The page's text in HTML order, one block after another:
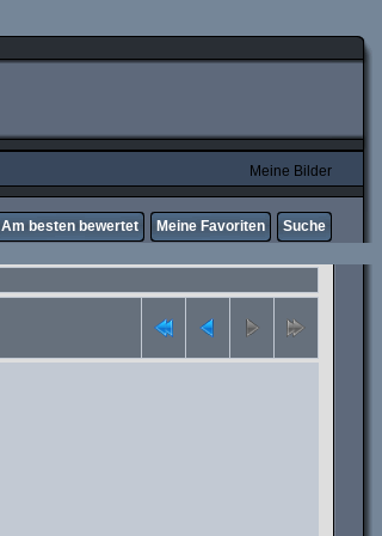
Meine Bilder
Am besten bewertet Meine Favoriten Suche